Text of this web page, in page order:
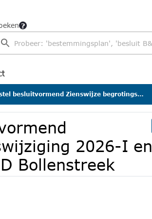
Zienswijze begrotingswijziging 2026-I en begroting 2027 GR ISD Bollenstreek
2026-I en
Bollenstreek